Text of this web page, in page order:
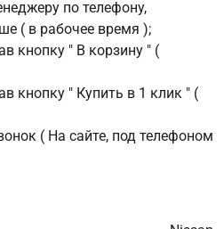
по телефону,
( в рабочее время );
кнопку " В корзину " (
кнопку " Купить в 1 клик " (
( На сайте, под телефоном